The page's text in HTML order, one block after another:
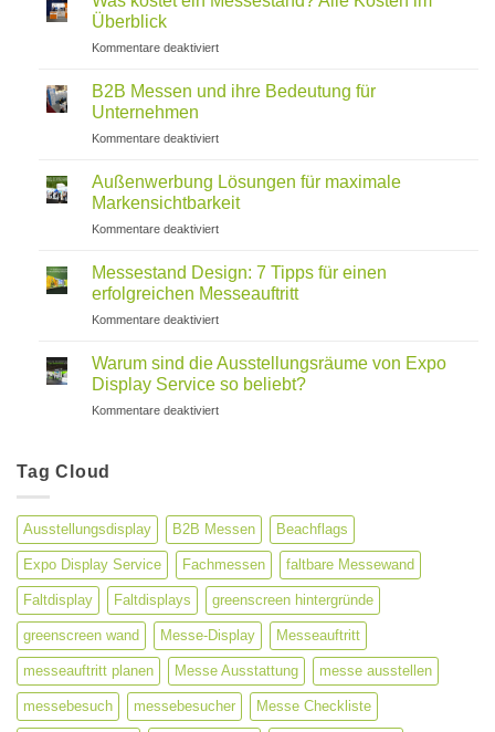
Überblick
Kommentare deaktiviertfür
kostet
Alle
im
Überblick
B2B Messen und ihre Bedeutung für
Unternehmen
Kommentare deaktiviertfür
Messen
und
ihre
Bedeutung
Unternehmen
Außenwerbung Lösungen für maximale
Markensichtbarkeit
Kommentare deaktiviertfür
Lösungen
für
maximale
Markensichtbarkeit
Messestand Design: 7 Tipps für einen
erfolgreichen Messeauftritt
Kommentare deaktiviertfür
Design:
Tipps
für
Warum sind die Ausstellungsräume von Expo
Display Service so beliebt?
Kommentare deaktiviertfür
Display
Service
so
beliebt?
Tag Cloud
Ausstellungsdisplay B2B Messen Beachflags
Expo Display Service Fachmessen faltbare Messewand
Faltdisplay Faltdisplays greenscreen hintergründe
greenscreen wand Messe-Display Messeauftritt
messeauftritt planen Messe Ausstattung messe ausstellen
messebesuch messebesucher Messe Checkliste